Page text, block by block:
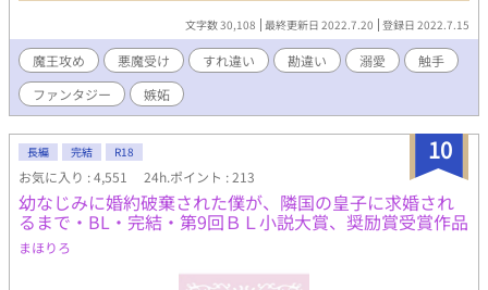
文字数 30,108 最終更新日 2022.7.20 登録日 2022.7.15
魔王攻め 悪魔受け すれ違い 勘違い 溺愛
触手
ファンタジー
嫉妬
10
長編 完結 R18
お気に入り : 4,551 24h.ポイント : 213
幼なじみに婚約破棄された僕が、隣国の皇子に求婚され
るまで・BL・完結・第9回ＢＬ小説大賞、奨励賞受賞作品
まほりろ